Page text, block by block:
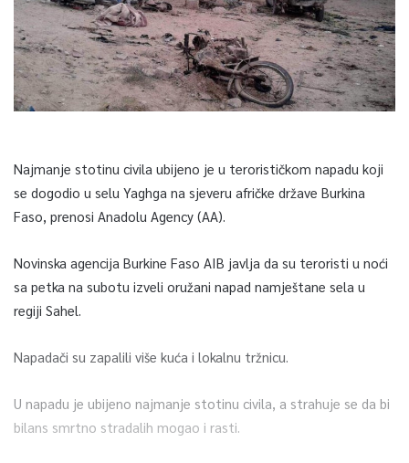
Najmanje stotinu civila ubijeno je u terorističkom napadu koji
se dogodio u selu Yaghga na sjeveru afričke države Burkina
Faso, prenosi Anadolu Agency (AA).
Novinska agencija Burkine Faso AIB javlja da su teroristi u noći
sa petka na subotu izveli oružani napad namještane sela u
regiji Sahel.
Napadači su zapalili više kuća i lokalnu tržnicu.
U napadu je ubijeno najmanje stotinu civila, a strahuje se da bi
bilans smrtno stradalih mogao i rasti.